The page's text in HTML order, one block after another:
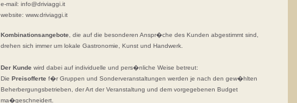
e-mail: info@driviaggi.it
website: www.driviaggi.it
Kombinationsangebote , die auf die besonderen Anspr�che des Kunden abgestimmt sind,
drehen sich immer um lokale Gastronomie, Kunst und Handwerk.
Der Kunde wird dabei auf individuelle und pers�nliche Weise betreut:
Die Preisofferte f�r Gruppen und Sonderveranstaltungen werden je nach den gew�hlten
Beherbergungsbetrieben, der Art der Veranstaltung und dem vorgegebenen Budget
ma�geschneidert.